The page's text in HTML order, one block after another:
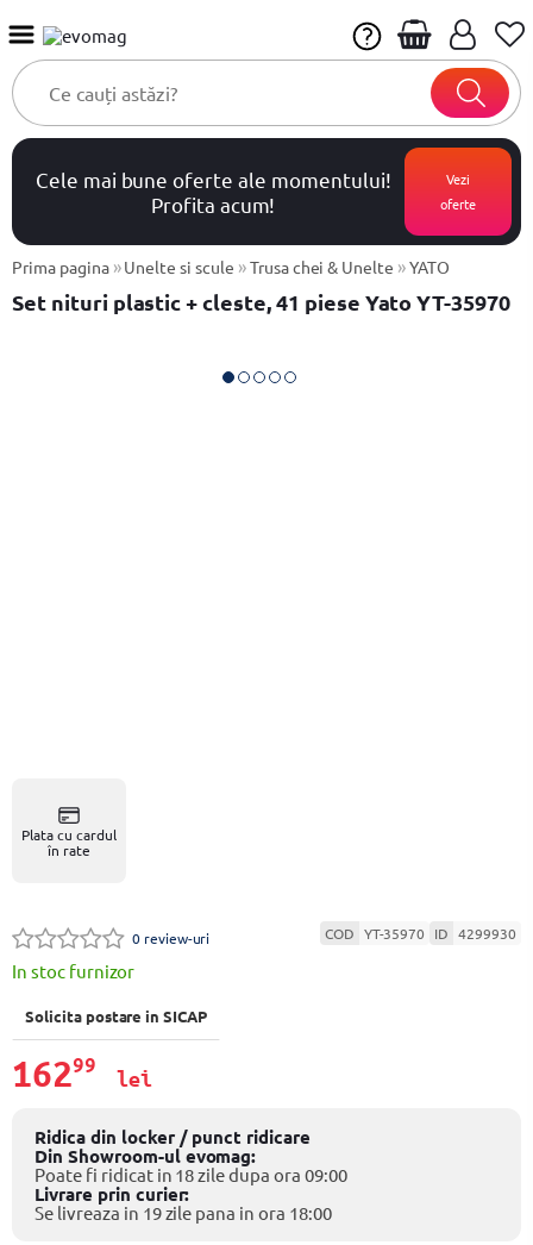
Cele mai bune oferte ale momentului!
Profita acum!
Vezi
oferte
Prima pagina »Unelte si scule »Trusa chei & Unelte »YATO
Set nituri plastic + cleste, 41 piese Yato YT-35970
Plata cu cardul
în rate
0 review-uri COD YT-35970 ID 4299930
In stoc furnizor
Solicita postare in SICAP
16299
lei
Ridica din locker / punct ridicare
Din Showroom-ul evomag:
Poate fi ridicat in 18 zile dupa ora 09:00
Livrare prin curier:
Se livreaza in 19 zile pana in ora 18:00